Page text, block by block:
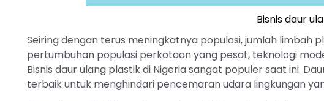
Bisnis daur
Seiring dengan terus meningkatnya populasi, jumlah limbah
pertumbuhan populasi perkotaan yang pesat, teknologi
Bisnis daur ulang plastik di Nigeria sangat populer saat ini.
terbaik untuk menghindari pencemaran udara lingkungan